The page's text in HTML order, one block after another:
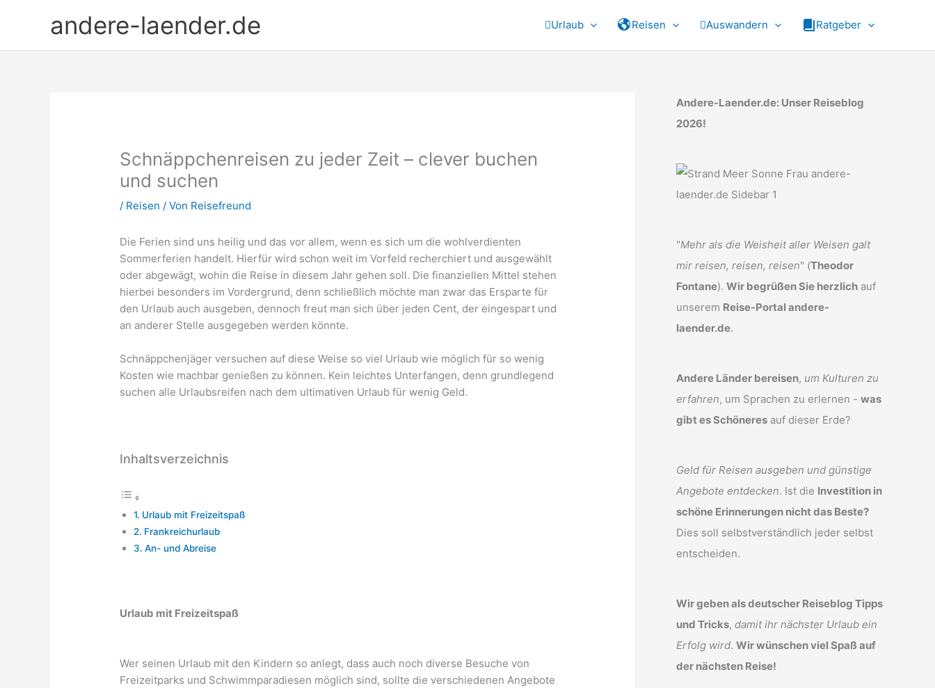
andere-laender.de Urlaub Reisen Auswandern Ratgeber
Schnäppchenreisen zu jeder Zeit – clever buchen
und suchen
/ Reisen / Von Reisefreund
Die Ferien sind uns heilig und das vor allem, wenn es sich um die wohlverdienten
Sommerferien handelt. Hierfür wird schon weit im Vorfeld recherchiert und ausgewählt
oder abgewägt, wohin die Reise in diesem Jahr gehen soll. Die finanziellen Mittel stehen
hierbei besonders im Vordergrund, denn schließlich möchte man zwar das Ersparte für
den Urlaub auch ausgeben, dennoch freut man sich über jeden Cent, der eingespart und
an anderer Stelle ausgegeben werden könnte.
Schnäppchenjäger versuchen auf diese Weise so viel Urlaub wie möglich für so wenig
Kosten wie machbar genießen zu können. Kein leichtes Unterfangen, denn grundlegend
suchen alle Urlaubsreifen nach dem ultimativen Urlaub für wenig Geld.
Inhaltsverzeichnis
Urlaub mit Freizeitspaß
Frankreichurlaub
An- und Abreise
Urlaub mit Freizeitspaß
Wer seinen Urlaub mit den Kindern so anlegt, dass auch noch diverse Besuche von
Freizeitparks und Schwimmparadiesen möglich sind, sollte die verschiedenen Angebote
Andere-Laender.de: Unser Reiseblog
2026!
"Mehr als die Weisheit aller Weisen galt
mir reisen, reisen, reisen" (Theodor
Fontane). Wir begrüßen Sie herzlich auf
unserem Reise-Portal andere-
laender.de.
Andere Länder bereisen, um Kulturen zu
erfahren, um Sprachen zu erlernen - was
gibt es Schöneres auf dieser Erde?
Geld für Reisen ausgeben und günstige
Angebote entdecken. Ist die Investition in
schöne Erinnerungen nicht das Beste?
Dies soll selbstverständlich jeder selbst
entscheiden.
Wir geben als deutscher Reiseblog Tipps
und Tricks, damit ihr nächster Urlaub ein
Erfolg wird. Wir wünschen viel Spaß auf
der nächsten Reise!